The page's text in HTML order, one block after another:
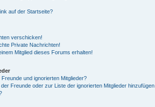
auf der Startseite?
verschicken!
Private Nachrichten!
Mitglied dieses Forums erhalten!
und ignorierten Mitglieder?
Freunde oder zur Liste der ignorierten Mitglieder